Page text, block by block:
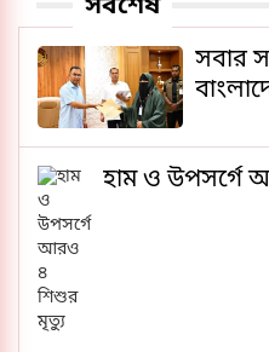
সর্বশেষ
সবার
হাম ও উপসর্গে